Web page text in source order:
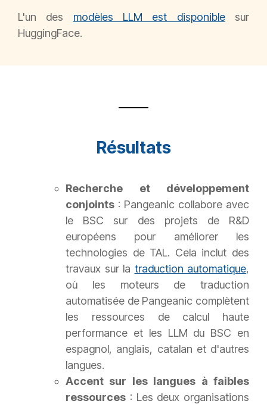
L'un des modèles LLM est disponiblesur
HuggingFace.
Résultats
Recherche et développement
conjoints : Pangeanic collabore avec
le BSC sur des projets de R&D
européens pour améliorer les
technologies de TAL. Cela inclut des
travaux sur la traduction automatique,
où les moteurs de traduction
automatisée de Pangeanic complètent
les ressources de calcul haute
performance et les LLM du BSC en
espagnol, anglais, catalan et d'autres
langues.
Accent sur les langues à faibles
ressources : Les deux organisations